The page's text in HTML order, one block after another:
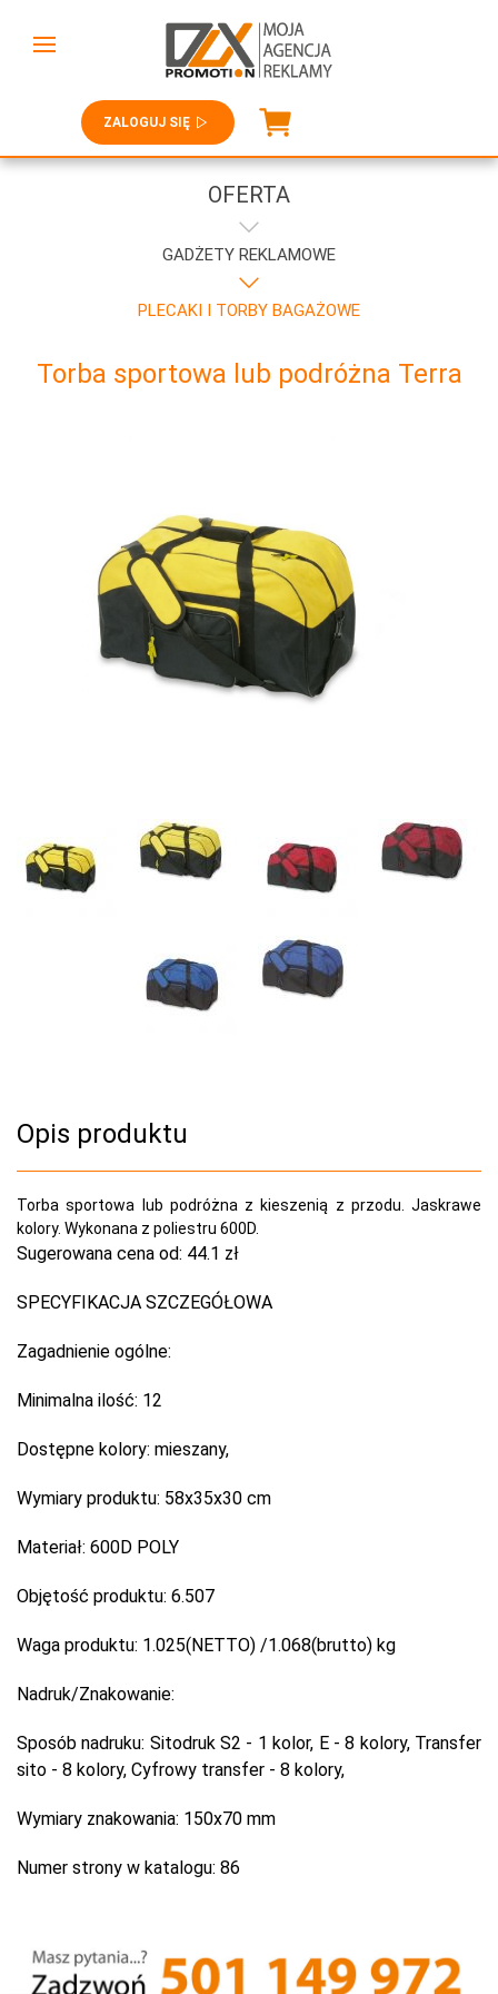
ZALOGUJ SIĘ
OFERTA
GADŻETY REKLAMOWE
PLECAKI I TORBY BAGAŻOWE
Torba sportowa lub podróżna Terra
Opis produktu
Torba sportowa lub podróżna z kieszenią z przodu. Jaskrawe
kolory. Wykonana z poliestru 600D.
Sugerowana cena od: 44.1 zł
SPECYFIKACJA SZCZEGÓŁOWA
Zagadnienie ogólne:
Minimalna ilość: 12
Dostępne kolory: mieszany,
Wymiary produktu: 58x35x30 cm
Materiał: 600D POLY
Objętość produktu: 6.507
Waga produktu: 1.025(NETTO) /1.068(brutto) kg
Nadruk/Znakowanie:
Sposób nadruku: Sitodruk S2 - 1 kolor, E - 8 kolory, Transfer
sito - 8 kolory, Cyfrowy transfer - 8 kolory,
Wymiary znakowania: 150x70 mm
Numer strony w katalogu: 86